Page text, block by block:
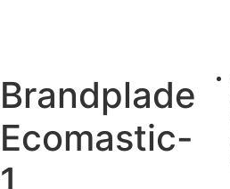
Brandplade
Ecomastic-